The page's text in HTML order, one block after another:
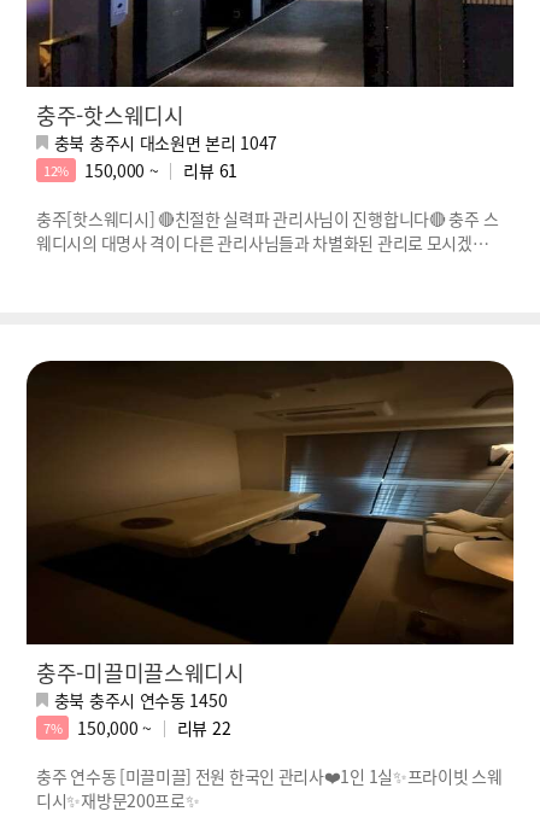
충주-핫스웨디시
충북 충주시 대소원면 본리 1047
12% 150,000 ~ 리뷰 61
충주[핫스웨디시] 🔴친절한 실력파 관리사님이 진행합니다🔴 충주 스
웨디시의 대명사 격이 다른 관리사님들과 차별화된 관리로 모시겠습니
충주-미끌미끌스웨디시
충북 충주시 연수동 1450
7% 150,000 ~ 리뷰 22
충주 연수동 [미끌미끌] 전원 한국인 관리사❤️1인 1실✨프라이빗 스웨
디시✨재방문200프로✨